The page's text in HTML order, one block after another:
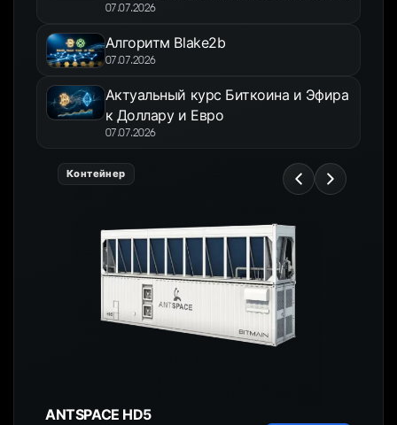
году
07.07.2026
Алгоритм Blake2b
07.07.2026
Актуальный курс Биткоина и Эфира
к Доллару и Евро
07.07.2026
Контейнер
ANTSPACE HD5